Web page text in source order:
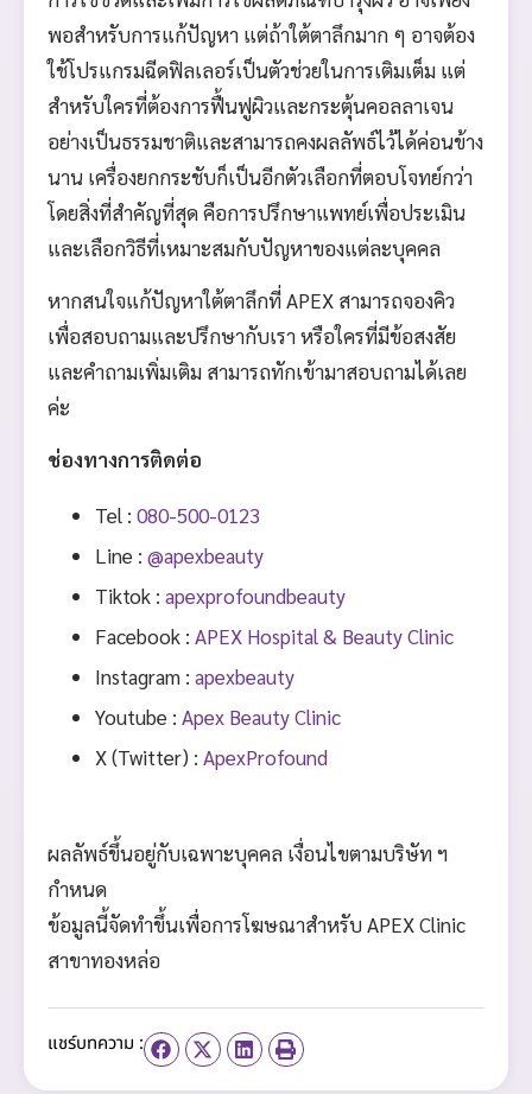
พอสำหรับการแก้ปัญหา แต่ถ้าใต้ตาลึกมาก ๆ อาจต้อง
ใช้โปรแกรมฉีดฟิลเลอร์เป็นตัวช่วยในการเติมเต็ม แต่
สำหรับใครที่ต้องการฟื้นฟูผิวและกระตุ้นคอลลาเจน
อย่างเป็นธรรมชาติและสามารถคงผลลัพธ์ไว้ได้ค่อนข้าง
นาน เครื่องยกกระชับก็เป็นอีกตัวเลือกที่ตอบโจทย์กว่า
โดยสิ่งที่สำคัญที่สุด คือการปรึกษาแพทย์เพื่อประเมิน
และเลือกวิธีที่เหมาะสมกับปัญหาของแต่ละบุคคล
หากสนใจแก้ปัญหาใต้ตาลึกที่ APEX สามารถจองคิว
เพื่อสอบถามและปรึกษากับเรา หรือใครที่มีข้อสงสัย
และคำถามเพิ่มเติม สามารถทักเข้ามาสอบถามได้เลย
ค่ะ
ช่องทางการติดต่อ
Tel : 080-500-0123
Line : @apexbeauty
Tiktok : apexprofoundbeauty
Facebook : APEX Hospital & Beauty Clinic
Instagram : apexbeauty
Youtube : Apex Beauty Clinic
X (Twitter) : ApexProfound
ผลลัพธ์ขึ้นอยู่กับเฉพาะบุคคล เงื่อนไขตามบริษัท ฯ
กำหนด
ข้อมูลนี้จัดทำขึ้นเพื่อการโฆษณาสำหรับ APEX Clinic
สาขาทองหล่อ
แชร์บทความ :